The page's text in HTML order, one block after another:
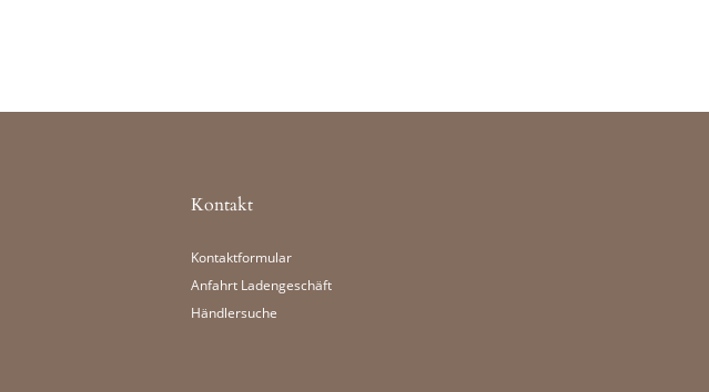
Kontakt
Kontaktformular
Anfahrt Ladengeschäft
Händlersuche